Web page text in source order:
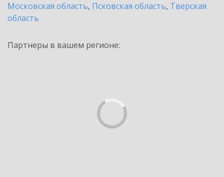
Московская область, Псковская область, Тверская
область
Партнеры в вашем регионе: